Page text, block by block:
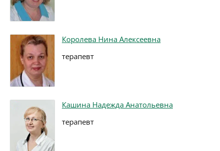
Королева Нина Алексеевна
терапевт
Кашина Надежда Анатольевна
терапевт